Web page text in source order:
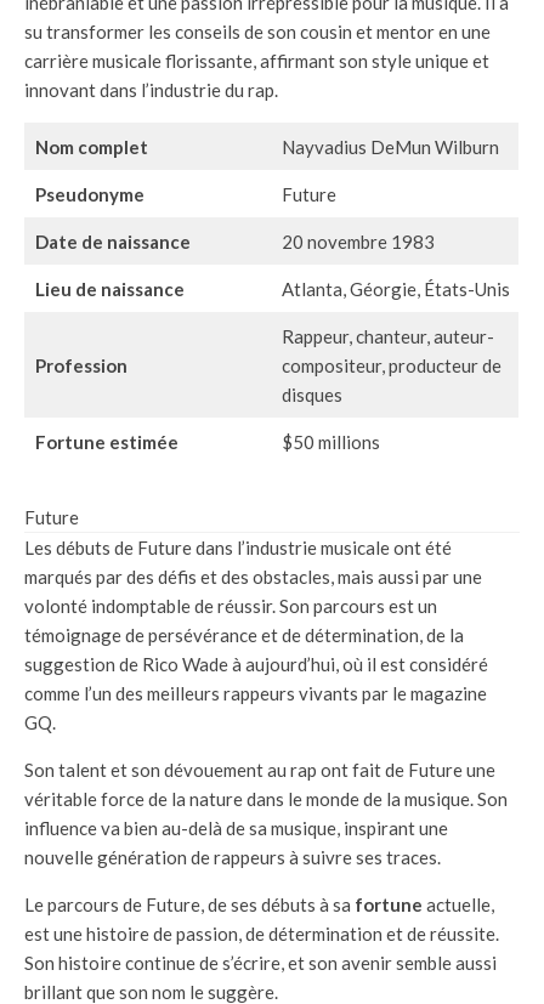
su transformer les conseils de son cousin et mentor en une
carrière musicale florissante, affirmant son style unique et
innovant dans l’industrie du rap.
Nom complet Nayvadius DeMun Wilburn
Pseudonyme Future
Date de naissance 20 novembre 1983
Lieu de naissance Atlanta, Géorgie, États-Unis
Profession
Rappeur, chanteur, auteur-
compositeur, producteur de
disques
Fortune estimée $50 millions
Future
Les débuts de Future dans l’industrie musicale ont été
marqués par des défis et des obstacles, mais aussi par une
volonté indomptable de réussir. Son parcours est un
témoignage de persévérance et de détermination, de la
suggestion de Rico Wade à aujourd’hui, où il est considéré
comme l’un des meilleurs rappeurs vivants par le magazine
GQ.
Son talent et son dévouement au rap ont fait de Future une
véritable force de la nature dans le monde de la musique. Son
influence va bien au-delà de sa musique, inspirant une
nouvelle génération de rappeurs à suivre ses traces.
Le parcours de Future, de ses débuts à sa fortune actuelle,
est une histoire de passion, de détermination et de réussite.
Son histoire continue de s’écrire, et son avenir semble aussi
brillant que son nom le suggère.